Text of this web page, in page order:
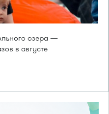
озера —
в августе